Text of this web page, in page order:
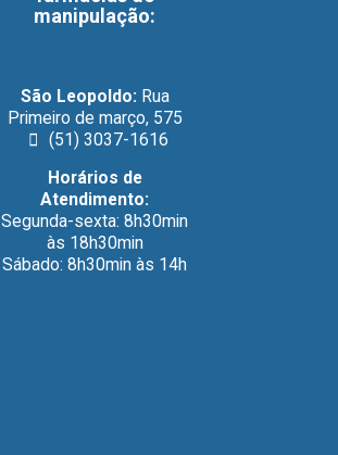
manipulação:
São Leopoldo: Rua
Primeiro de março, 575
(51) 3037-1616
Horários de
Atendimento:
Segunda-sexta: 8h30min
às 18h30min
Sábado: 8h30min às 14h